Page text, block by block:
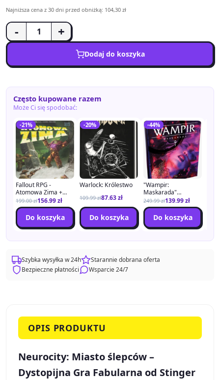
Najniższa cena z 30 dni przed obniżką: 104,30 zł
- +
Dodaj do koszyka
Często kupowane razem
Może Ci się spodobać:
-21%
Fallout RPG -
Atomowa Zima +
PDF
199.00zł156.99zł
Do koszyka
-20%
Warlock: Królestwo
109.99zł87.63zł
Do koszyka
-44%
"Wampir:
Maskarada"
Podręcznik Główny +
PDF
249.99zł139.99zł
Do koszyka
Szybka wysyłka w 24h
Starannie dobrana oferta
Bezpieczne płatności
Wsparcie 24/7
OPIS PRODUKTU
Neurocity: Miasto ślepców –
Dystopijna Gra Fabularna od Stinger